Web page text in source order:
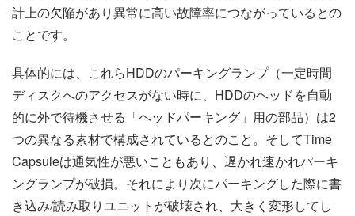
計上の欠陥があり異常に高い故障率につながっているとの
ことです。
具体的には、これらHDDのパーキングランプ（一定時間
ディスクへのアクセスがない時に、HDDのヘッドを自動
的に外で待機させる「ヘッドパーキング」用の部品）は2
つの異なる素材で構成されているとのこと。そしてTime
Capsuleは通気性が悪いこともあり、遅かれ速かれパーキ
ングランプが破損。それにより次にパーキングした際に書
き込み/読み取りユニットが破壊され、大きく変形してし